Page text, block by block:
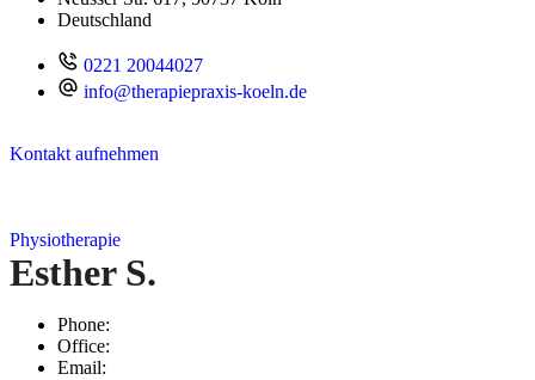
Deutschland
0221 20044027
info@therapiepraxis-koeln.de
Kontakt aufnehmen
Physiotherapie
Esther S.
Phone:
Office:
Email: